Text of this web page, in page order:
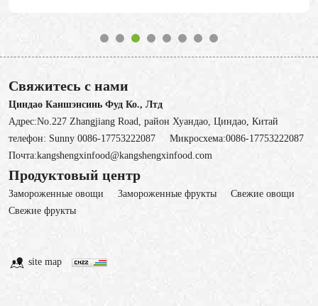
Свяжитесь с нами
Циндао Каншэнсинь Фуд Ко., Лтд
Адрес:No.227 Zhangjiang Road, район Хуандао, Циндао, Китай
телефон: Sunny 0086-17753222087 Микросхема:0086-17753222087
Почта:kangshengxinfood@kangshengxinfood.com
Продуктовый центр
Замороженные овощи 3амороженные фрукты
Свежие овощи
Cвежие фрукты
site map